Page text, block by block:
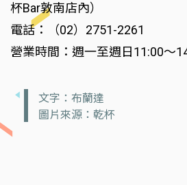
杯Bar敦南店內）
電話：（02）2751-2261
營業時間：週一至週日11:00～
文字：布蘭達
圖片來源：乾杯